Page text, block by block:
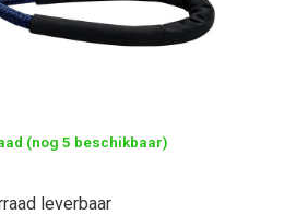
(nog 5 beschikbaar)
leverbaar